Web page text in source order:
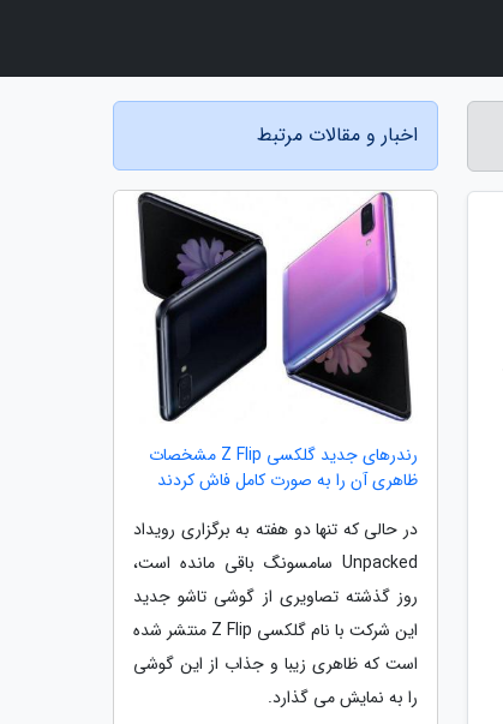
اخبار و مقالات مرتبط
رندرهای جدید گلکسی Z Flip مشخصات
ظاهری آن را به صورت کامل فاش کردند
در حالی که تنها دو هفته به برگزاری رویداد
Unpacked سامسونگ باقی مانده است،
روز گذشته تصاویری از گوشی تاشو جدید
این شرکت با نام گلکسی Z Flip منتشر شده
است که ظاهری زیبا و جذاب از این گوشی
را به نمایش می گذارد.